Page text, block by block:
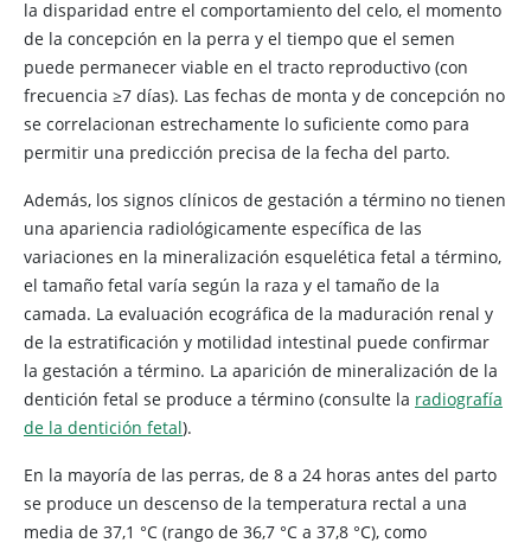
la disparidad entre el comportamiento del celo, el momento
de la concepción en la perra y el tiempo que el semen
puede permanecer viable en el tracto reproductivo (con
frecuencia ≥7 días). Las fechas de monta y de concepción no
se correlacionan estrechamente lo suficiente como para
permitir una predicción precisa de la fecha del parto.
Además, los signos clínicos de gestación a término no tienen
una apariencia radiológicamente específica de las
variaciones en la mineralización esquelética fetal a término,
el tamaño fetal varía según la raza y el tamaño de la
camada. La evaluación ecográfica de la maduración renal y
de la estratificación y motilidad intestinal puede confirmar
la gestación a término. La aparición de mineralización de la
dentición fetal se produce a término (consulte la radiografía
de la dentición fetal).
En la mayoría de las perras, de 8 a 24 horas antes del parto
se produce un descenso de la temperatura rectal a una
media de 37,1 °C (rango de 36,7 °C a 37,8 °C), como